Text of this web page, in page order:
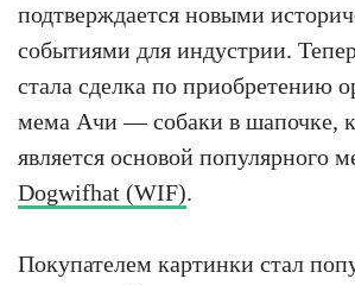
подтверждается новыми
событиями для индустрии.
стала сделка по приобретению
мема Ачи — собаки в шапочке,
является основой популярного
Dogwifhat (WIF).
Покупателем картинки стал